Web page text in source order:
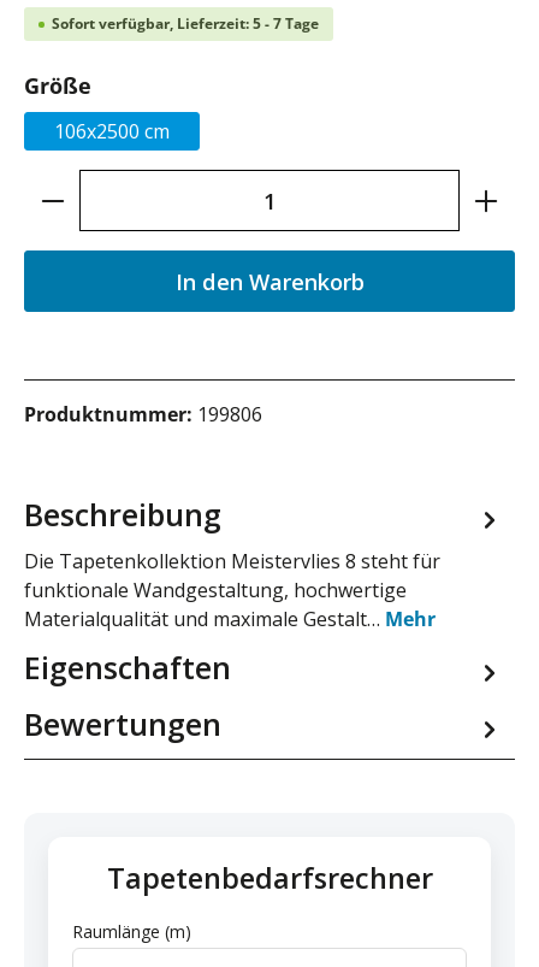
Sofort verfügbar, Lieferzeit: 5 - 7 Tage
Größe
106x2500 cm
Produkt Anzahl: Gib den gewünschten
In den Warenkorb
Produktnummer: 199806
Beschreibung
Die Tapetenkollektion Meistervlies 8 steht für
funktionale Wandgestaltung, hochwertige
Materialqualität und maximale Gestalt… Mehr
Eigenschaften
Bewertungen
Tapetenbedarfsrechner
Raumlänge (m)